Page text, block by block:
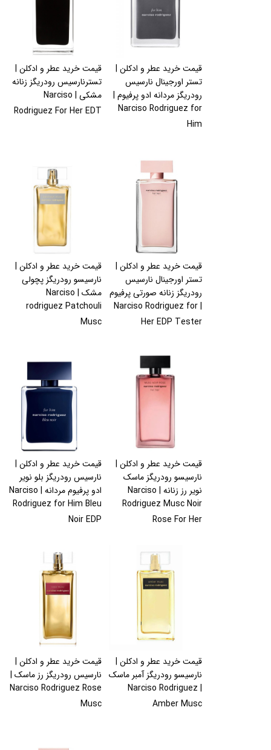
قیمت خرید عطر و ادکلن |
نارسیسو رودریگز آمبر ماسک
| Narciso Rodriguez
Amber Musc
قیمت خرید عطر و ادکلن |
نارسیس رودریگز رز ماسک |
Narciso Rodriguez Rose
Musc
قیمت خرید عطر و ادکلن |
نارسیسو رودریگز ماسک
نویر رز زنانه | Narciso
Rodriguez Musc Noir
Rose For Her
قیمت خرید عطر و ادکلن |
نارسیس رودریگز بلو نویر
ادو پرفیوم مردانه | Narciso
Rodriguez for Him Bleu
Noir EDP
قیمت خرید عطر و ادکلن |
تستر اورجینال نارسیس
رودریگز زنانه صورتی پرفیوم
| Narciso Rodriguez for
Her EDP Tester
قیمت خرید عطر و ادکلن |
نارسیسو رودریگز پچولی
مشک | Narciso
rodriguez Patchouli
Musc
قیمت خرید عطر و ادکلن |
تستر اورجینال نارسیس
رودریگز مردانه ادو پرفیوم |
Narciso Rodriguez for
Him
قیمت خرید عطر و ادکلن |
تسترنارسیس رودریگز زنانه
مشکی | Narciso
Rodriguez For Her EDT